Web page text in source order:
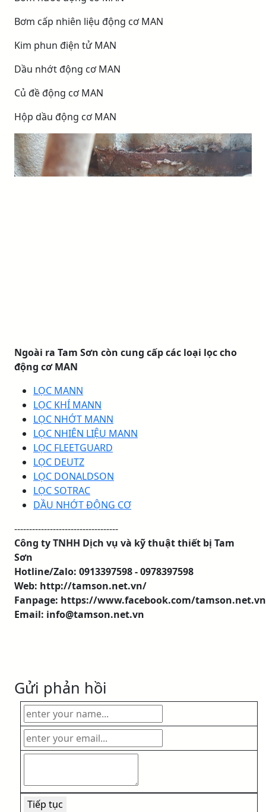
Bơm cấp nhiên liệu động cơ MAN
Kim phun điện tử MAN
Dầu nhớt động cơ MAN
Củ đề động cơ MAN
Hộp dầu động cơ MAN
Ngoài ra Tam Sơn còn cung cấp các loại lọc cho
động cơ MAN
LỌC MANN
LỌC KHÍ MANN
LỌC NHỚT MANN
LỌC NHIÊN LIỆU MANN
LỌC FLEETGUARD
LỌC DEUTZ
LỌC DONALDSON
LỌC SOTRAC
DẦU NHỚT ĐỘNG CƠ
-----------------------------------
Công ty TNHH Dịch vụ và kỹ thuật thiết bị Tam
Sơn
Hotline/Zalo: 0913397598 - 0978397598
Web: http://tamson.net.vn/
Fanpage: https://www.facebook.com/tamson.net.vn
Email: info@tamson.net.vn
Gửi phản hồi